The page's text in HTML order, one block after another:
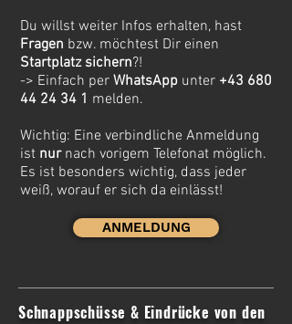
Du willst weiter Infos erhalten, hast
Fragen bzw. möchtest Dir einen
Startplatz sichern?!
-> Einfach per WhatsApp unter +43 680
44 24 34 1 melden.
Wichtig: Eine verbindliche Anmeldung
ist nur nach vorigem Telefonat möglich.
Es ist besonders wichtig, dass jeder
weiß, worauf er sich da einlässt!
ANMELDUNG
Schnappschüsse & Eindrücke von den